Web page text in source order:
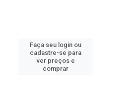
Faça seu login ou
cadastre-se para
ver preços e
comprar